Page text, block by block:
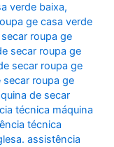
verde baixa,
ge casa verde
roupa ge
secar roupa ge
secar roupa ge
roupa ge
de secar
técnica máquina
técnica
assistência